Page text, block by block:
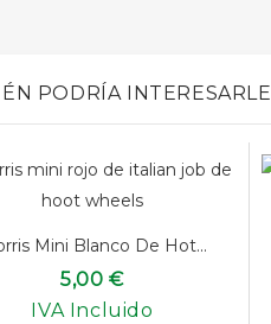
PODRÍA INTERESARLE
Mini Blanco De Hot...
5,00 €
IVA Incluido